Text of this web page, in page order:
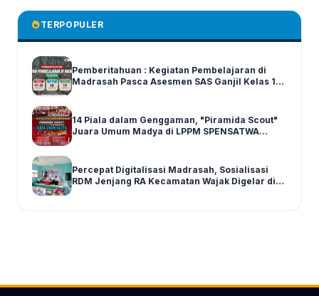
TERPOPULER
Pemberitahuan : Kegiatan Pembelajaran di
Madrasah Pasca Asesmen SAS Ganjil Kelas 1-6
14 Piala dalam Genggaman, "Piramida Scout"
Juara Umum Madya di LPPM SPENSATWA
Percepat Digitalisasi Madrasah, Sosialisasi
RDM Jenjang RA Kecamatan Wajak Digelar di